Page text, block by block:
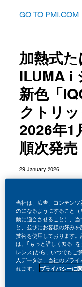
GO TO PMI.COM
加熱式
ILUMA i
新色「
クトリ
2026年1
順次発売
29 January 2026
当社は、広告、コンテン
のになるようにすること
動に適合させること）、
と、並びにお客様の好み
技術を使用しております
は、｢もっと詳しく知る｣
レンス｣から、いつでもご
人データは、当社のプラ
れます。
プライバシーに